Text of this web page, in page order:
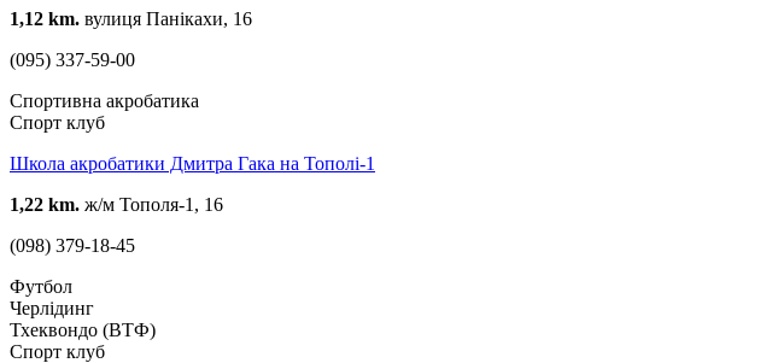
1,12 km. вулиця Панікахи, 16
(095) 337-59-00
Спортивна акробатика
Спорт клуб
Школа акробатики Дмитра Гака на Тополі-1
1,22 km. ж/м Тополя-1, 16
(098) 379-18-45
Футбол
Черлідинг
Тхеквондо (ВТФ)
Спорт клуб